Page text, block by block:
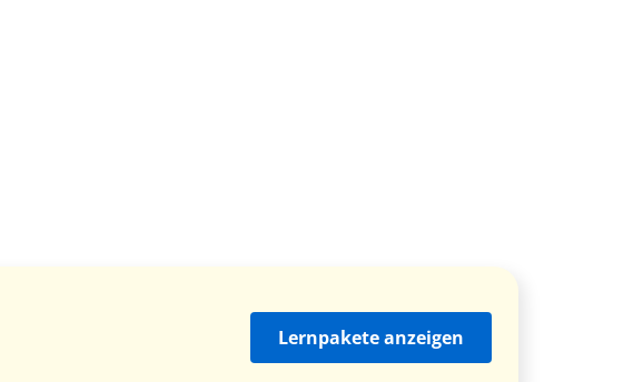
Lernpakete anzeigen